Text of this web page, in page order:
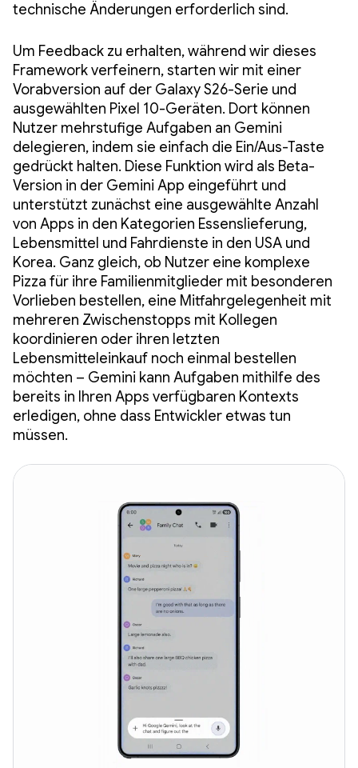
technische Änderungen erforderlich sind.
Um Feedback zu erhalten, während wir dieses
Framework verfeinern, starten wir mit einer
Vorabversion auf der Galaxy S26-Serie und
ausgewählten Pixel 10-Geräten. Dort können
Nutzer mehrstufige Aufgaben an Gemini
delegieren, indem sie einfach die Ein/Aus-Taste
gedrückt halten. Diese Funktion wird als Beta-
Version in der Gemini App eingeführt und
unterstützt zunächst eine ausgewählte Anzahl
von Apps in den Kategorien Essenslieferung,
Lebensmittel und Fahrdienste in den USA und
Korea. Ganz gleich, ob Nutzer eine komplexe
Pizza für ihre Familienmitglieder mit besonderen
Vorlieben bestellen, eine Mitfahrgelegenheit mit
mehreren Zwischenstopps mit Kollegen
koordinieren oder ihren letzten
Lebensmitteleinkauf noch einmal bestellen
möchten – Gemini kann Aufgaben mithilfe des
bereits in Ihren Apps verfügbaren Kontexts
erledigen, ohne dass Entwickler etwas tun
müssen.